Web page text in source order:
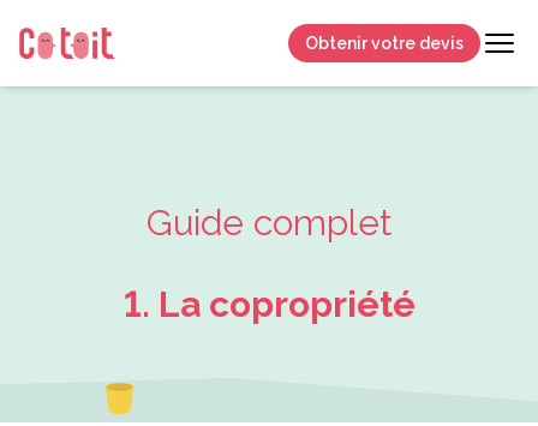
Obtenir votre devis
Guide complet
1. La copropriété